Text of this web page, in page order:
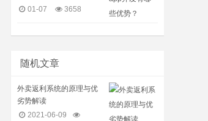
01-07
3658
随机文章
外卖返利系统的原理与优
劣势解读
2021-06-09